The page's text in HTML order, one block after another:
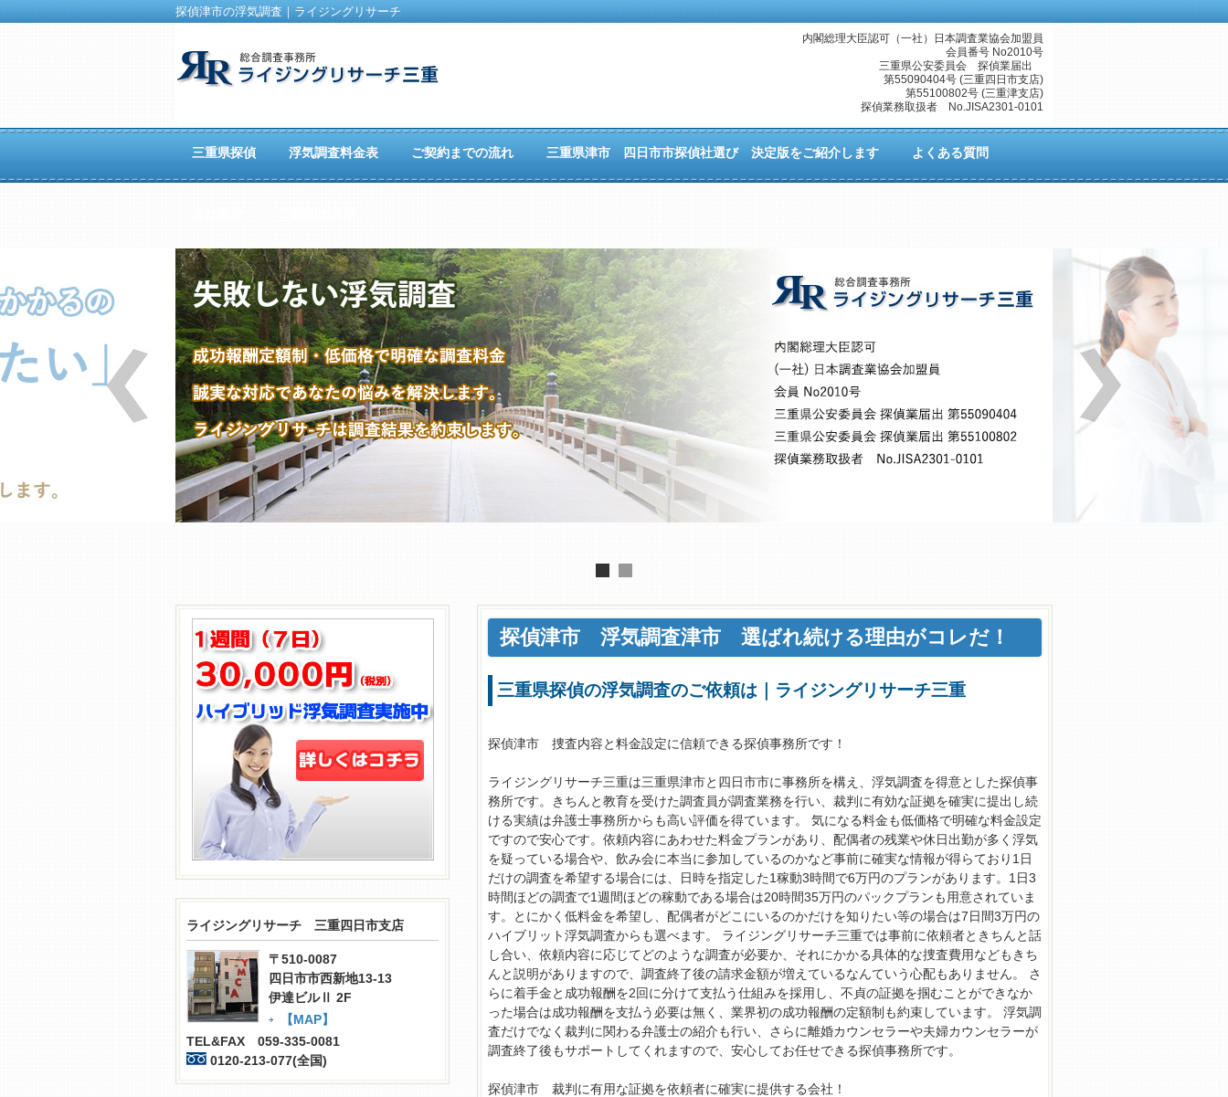
探偵津市の浮気調査｜ライジングリサーチ
内閣総理大臣認可（一社）日本調査業協会加盟員
会員番号 No2010号
三重県公安委員会 探偵業届出
第55090404号 (三重四日市支店)
第55100802号 (三重津支店)
探偵業務取扱者 No.JISA2301-0101
三重県探偵 浮気調査料金表 ご契約までの流れ 三重県津市 四日市市探偵社選び 決定版をご紹介します よくある質問
探偵津市 浮気調査津市 選ばれ続ける理由がコレだ！
三重県探偵の浮気調査のご依頼は｜ライジングリサーチ三重
探偵津市 捜査内容と料金設定に信頼できる探偵事務所です！
ライジングリサーチ三重は三重県津市と四日市市に事務所を構え、浮気調査を得意とした探偵事
務所です。きちんと教育を受けた調査員が調査業務を行い、裁判に有効な証拠を確実に提出し続
ける実績は弁護士事務所からも高い評価を得ています。 気になる料金も低価格で明確な料金設定
ですので安心です。依頼内容にあわせた料金プランがあり、配偶者の残業や休日出勤が多く浮気
を疑っている場合や、飲み会に本当に参加しているのかなど事前に確実な情報が得らており1日
だけの調査を希望する場合には、日時を指定した1稼動3時間で6万円のプランがあります。1日3
時間ほどの調査で1週間ほどの稼動である場合は20時間35万円のパックプランも用意されていま
す。とにかく低料金を希望し、配偶者がどこにいるのかだけを知りたい等の場合は7日間3万円の
ハイブリット浮気調査からも選べます。 ライジングリサーチ三重では事前に依頼者ときちんと話
し合い、依頼内容に応じてどのような調査が必要か、それにかかる具体的な捜査費用などもきち
んと説明がありますので、調査終了後の請求金額が増えているなんていう心配もありません。 さ
らに着手金と成功報酬を2回に分けて支払う仕組みを採用し、不貞の証拠を掴むことができなか
った場合は成功報酬を支払う必要は無く、業界初の成功報酬の定額制も約束しています。 浮気調
査だけでなく裁判に関わる弁護士の紹介も行い、さらに離婚カウンセラーや夫婦カウンセラーが
調査終了後もサポートしてくれますので、安心してお任せできる探偵事務所です。
探偵津市 裁判に有用な証拠を依頼者に確実に提供する会社！
ライジングリサーチ 三重四日市支店
〒510-0087
四日市市西新地13-13
伊達ビルⅡ 2F
【MAP】
TEL&FAX 059-335-0081
0120-213-077(全国)